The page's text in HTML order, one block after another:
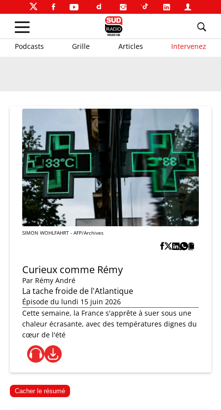
Podcasts Grille Articles Intervenez
SIMON WOHLFAHRT - AFP/Archives
Curieux comme Rémy
Par Rémy André
La tache froide de l'Atlantique
Épisode du lundi 15 juin 2026
Cette semaine, la France s'apprête à suer sous une
chaleur écrasante, avec des températures dignes du
cœur de l'été
Cacher le résumé